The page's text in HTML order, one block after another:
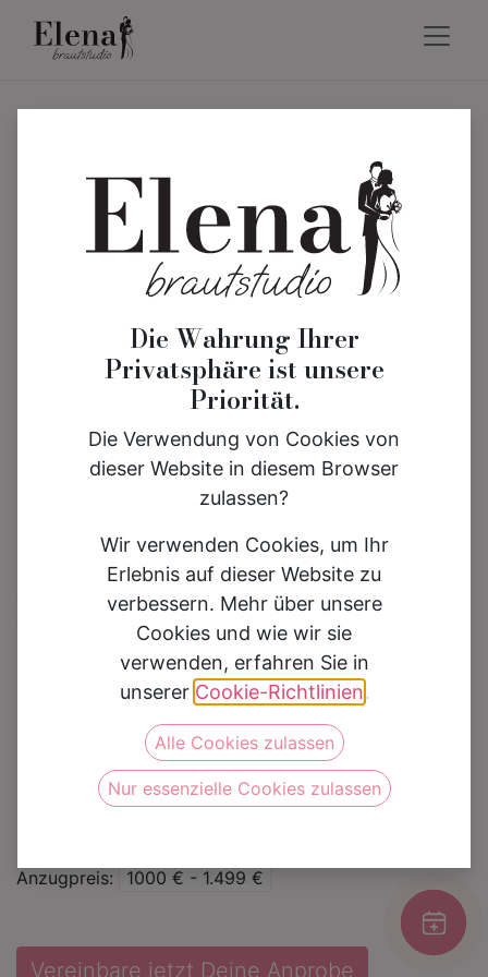
Hochzeitsanzug 2311310
Auf die Wunschliste
Hochzeitsanzüge
Immediate Fashion
Sand
Anzugpreis
1000 € - 1.499 €
Vereinbare jetzt Deine Anprobe
Die Wahrung Ihrer
Privatsphäre ist unsere
Priorität.
Die Verwendung von Cookies von
dieser Website in diesem Browser
zulassen?
Wir verwenden Cookies, um Ihr
Erlebnis auf dieser Website zu
verbessern. Mehr über unsere
Cookies und wie wir sie
verwenden, erfahren Sie in
unserer Cookie-Richtlinien.
Alle Cookies zulassen
Nur essenzielle Cookies zulassen